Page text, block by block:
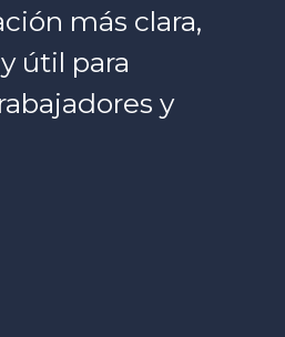
más clara,
útil para
y